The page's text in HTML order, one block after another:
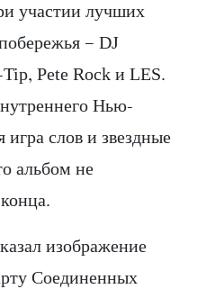
участии лучших
— DJ
Pete Rock и LES.
Нью-
слов и звездные
альбом не
изображение
Соединенных